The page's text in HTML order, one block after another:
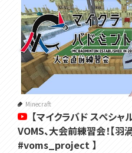
Minecraft
【マイクラバド スペシ
VOMS、大会前練習会！【羽
#voms_project 】